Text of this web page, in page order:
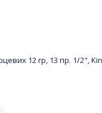
12 гр, 13 пр. 1/2",